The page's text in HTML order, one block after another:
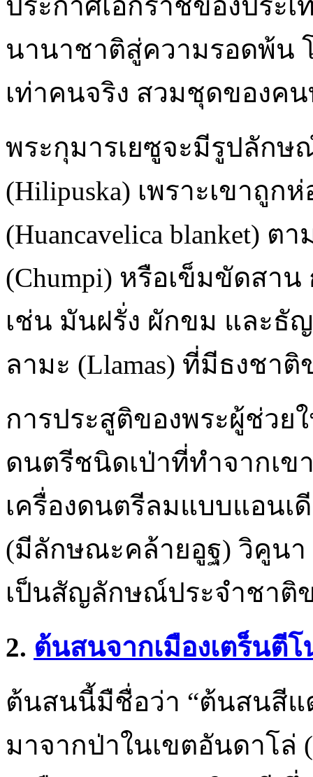
นานาชาติสู่ความรอดพ้น
เท่าคนจริง สวมชุดของค
พระกุมารเยซูจะมีรูปลักษ
(Hilipuska) เพราะเขาถู
(Huancavelica blanket)
(Chumpi) หรือเข็มขัดสา
เช่น มันฝรั่ง ผักขม และธั
ลามะ (Llamas) ที่มีธงชา
การประสูติของพระผู้ช่วย
ดนตรีชนิดเป่าที่ทำจากเข
เครื่องดนตรีลมแบบแอนเ
(มีลักษณะคล้ายอูฐ) วิคูนา
เป็นสัญลักษณ์ประจำชาติ
2. ต้นสนจากเมืองเตร็นตีโ
ต้นสนนี้มืชื่อว่า “ต้นสนสีแ
มาจากป่าในเขตอันดาโล่